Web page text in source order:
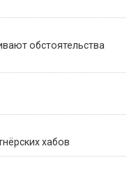
обстоятельства
хабов